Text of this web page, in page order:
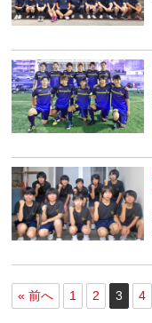
« 前へ 1 2 3 4